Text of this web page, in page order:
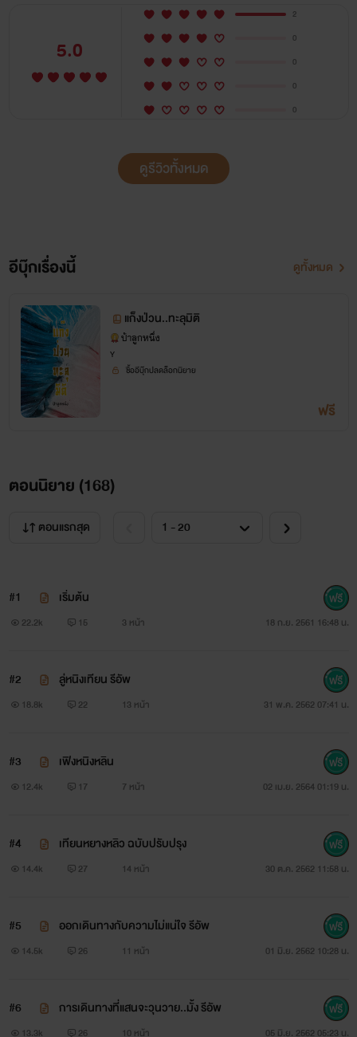
คนที่สามเป็นอนุท่านเสนาบดีที่กำลังโดนเขี่ยทิ้ง
แก๊งตัวป่วน..มีหรือจะกลัวโดนทิ้งก็โดนทิ้งสิวะ...จะกลัว
อะไร..มีสมองและสองมือ....
ปล..เริ่มตอนของน้องน้ำแล้วจ้า
5.0
2
0
0
0
0
ดูรีวิวทั้งหมด
อีบุ๊กเรื่องนี้ ดูทั้งหมด
แก็งป่วน..ทะลุมิติ
ป้าลูกหนึ่ง
Y
ซื้ออีบุ๊กปลดล็อกนิยาย
ฟรี
ตอนนิยาย (168)
ตอนแรกสุด
#1 เริ่มต้น
22.2k 15 3 หน้า 18 ก.ย. 2561 16:48 น.
#2 ลู่หนิงเทียน รีอัพ
18.8k 22 13 หน้า 31 พ.ค. 2562 07:41 น.
#3 เฟิงหนิงหลิน
12.4k 17 7 หน้า 02 เม.ย. 2564 01:19 น.
#4 เทียนหยางหลิว ฉบับปรับปรุง
14.4k 27 14 หน้า 30 ต.ค. 2562 11:58 น.
#5 ออกเดินทางกับความไม่แน่ใจ รีอัพ
14.5k 26 11 หน้า 01 มิ.ย. 2562 10:28 น.
#6 การเดินทางที่แสนจะวุนวาย..มั้ง รีอัพ
13.3k 26 10 หน้า 05 มิ.ย. 2562 05:23 น.